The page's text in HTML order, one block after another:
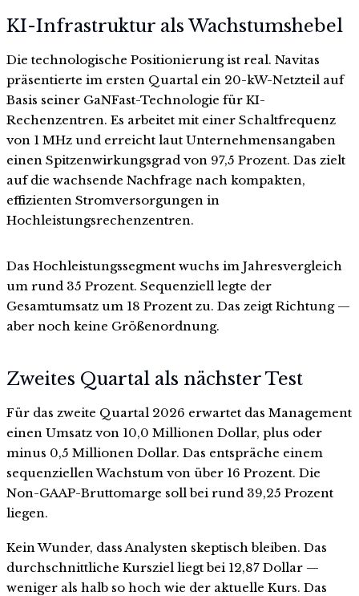
KI-Infrastruktur als Wachstumshebel
Die technologische Positionierung ist real. Navitas
präsentierte im ersten Quartal ein 20-kW-Netzteil auf
Basis seiner GaNFast-Technologie für KI-
Rechenzentren. Es arbeitet mit einer Schaltfrequenz
von 1 MHz und erreicht laut Unternehmensangaben
einen Spitzenwirkungsgrad von 97,5 Prozent. Das zielt
auf die wachsende Nachfrage nach kompakten,
effizienten Stromversorgungen in
Hochleistungsrechenzentren.
Das Hochleistungssegment wuchs im Jahresvergleich
um rund 35 Prozent. Sequenziell legte der
Gesamtumsatz um 18 Prozent zu. Das zeigt Richtung —
aber noch keine Größenordnung.
Zweites Quartal als nächster Test
Für das zweite Quartal 2026 erwartet das Management
einen Umsatz von 10,0 Millionen Dollar, plus oder
minus 0,5 Millionen Dollar. Das entspräche einem
sequenziellen Wachstum von über 16 Prozent. Die
Non-GAAP-Bruttomarge soll bei rund 39,25 Prozent
liegen.
Kein Wunder, dass Analysten skeptisch bleiben. Das
durchschnittliche Kursziel liegt bei 12,87 Dollar —
weniger als halb so hoch wie der aktuelle Kurs. Das